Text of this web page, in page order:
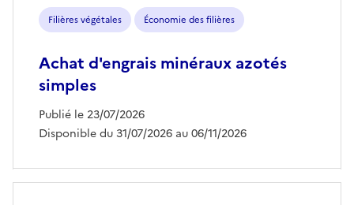
Filières végétales Économie des filières
Achat d'engrais minéraux azotés
simples
Publié le 23/07/2026
Disponible du 31/07/2026 au 06/11/2026